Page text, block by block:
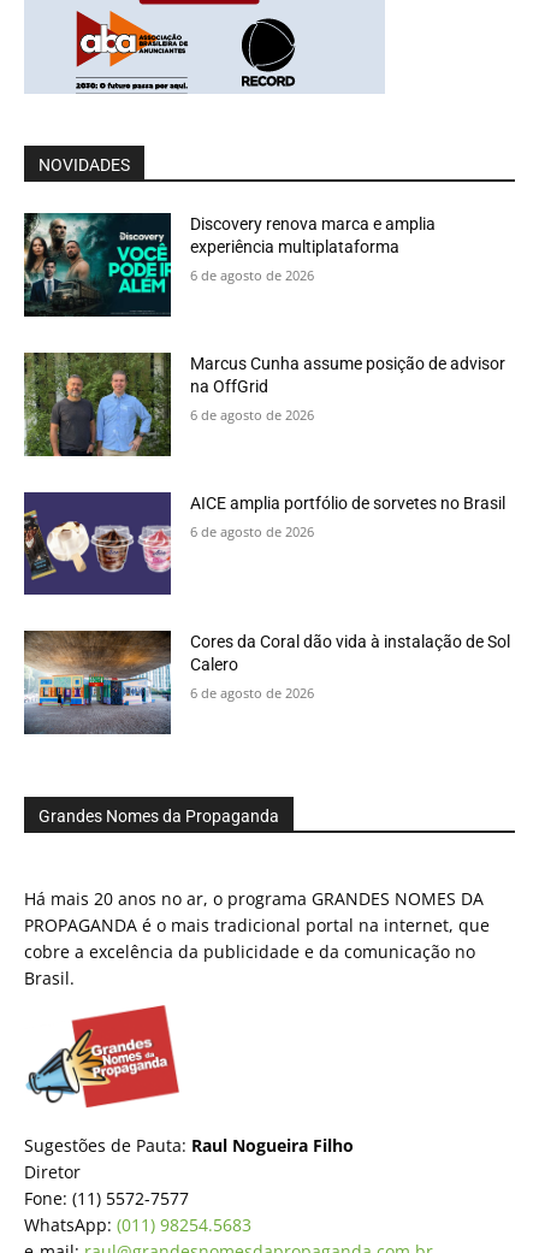
NOVIDADES
Discovery renova marca e amplia
experiência multiplataforma
6 de agosto de 2026
Marcus Cunha assume posição de advisor
na OffGrid
6 de agosto de 2026
AICE amplia portfólio de sorvetes no Brasil
6 de agosto de 2026
Cores da Coral dão vida à instalação de Sol
Calero
6 de agosto de 2026
Grandes Nomes da Propaganda
Há mais 20 anos no ar, o programa GRANDES NOMES DA
PROPAGANDA é o mais tradicional portal na internet, que
cobre a excelência da publicidade e da comunicação no
Brasil.
Sugestões de Pauta: Raul Nogueira Filho
Diretor
Fone: (11) 5572-7577
WhatsApp: (011) 98254.5683